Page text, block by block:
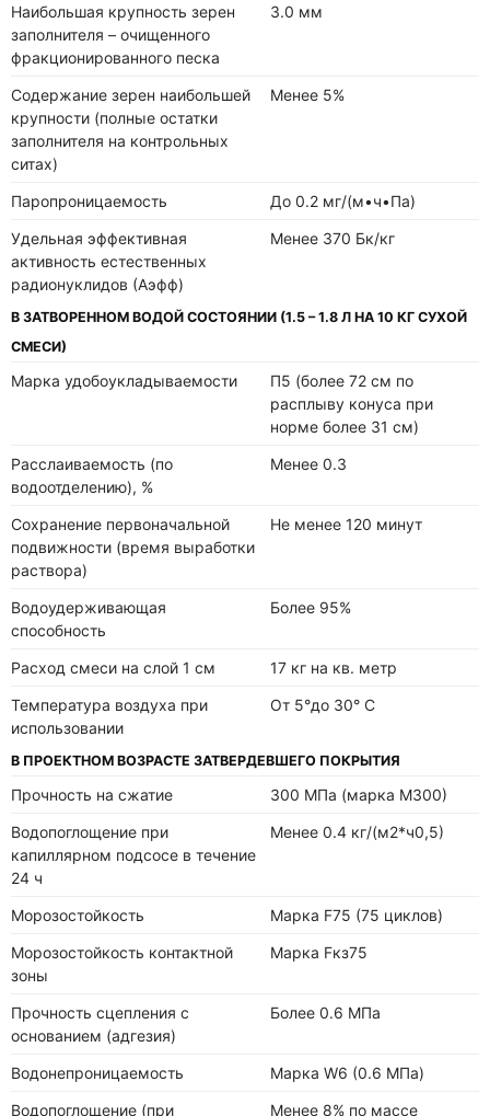
Наибольшая крупность зерен
заполнителя – очищенного
фракционированного песка
3.0 мм
Содержание зерен наибольшей
крупности (полные остатки
заполнителя на контрольных
ситах)
Менее 5%
Паропроницаемость
До 0.2 мг/(м•ч•Па)
Удельная эффективная
активность естественных
радионуклидов (Аэфф)
Менее 370 Бк/кг
В ЗАТВОРЕННОМ ВОДОЙ СОСТОЯНИИ (1.5 – 1.8 Л НА 10 КГ СУХОЙ
СМЕСИ)
Марка удобоукладываемости
П5 (более 72 см по
расплыву конуса при
норме более 31 см)
Расслаиваемость (по
водоотделению), %
Менее 0.3
Сохранение первоначальной
подвижности (время выработки
раствора)
Не менее 120 минут
Водоудерживающая
способность
Более 95%
Расход смеси на слой 1 см
17 кг на кв. метр
Температура воздуха при
использовании
От 5°до 30° С
В ПРОЕКТНОМ ВОЗРАСТЕ ЗАТВЕРДЕВШЕГО ПОКРЫТИЯ
Прочность на сжатие
300 МПа (марка М300)
Водопоглощение при
капиллярном подсосе в течение
24 ч
Менее 0.4 кг/(м2*ч0,5)
Морозостойкость
Марка F75 (75 циклов)
Морозостойкость контактной
зоны
Марка Fкз75
Прочность сцепления с
основанием (адгезия)
Более 0.6 МПа
Водонепроницаемость
Марка W6 (0.6 МПа)
Водопоглощение (при
Менее 8% по массе